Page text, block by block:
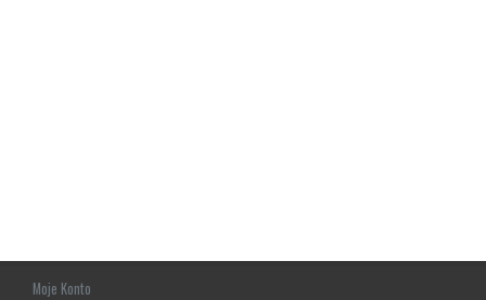
Moje Konto